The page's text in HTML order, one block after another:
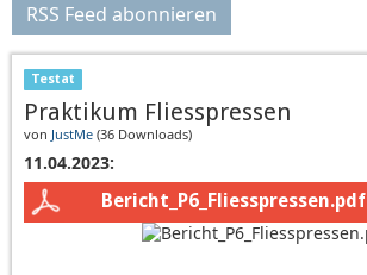
RSS Feed abonnieren
Testat
Praktikum Fliesspressen
von JustMe (36 Downloads)
11.04.2023:
Bericht_P6_Fliesspressen.pdf